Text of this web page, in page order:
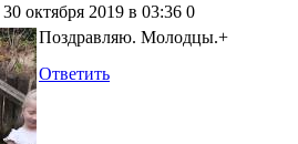
30 октября 2019 в 03:36 0
Поздравляю. Молодцы.+
Ответить